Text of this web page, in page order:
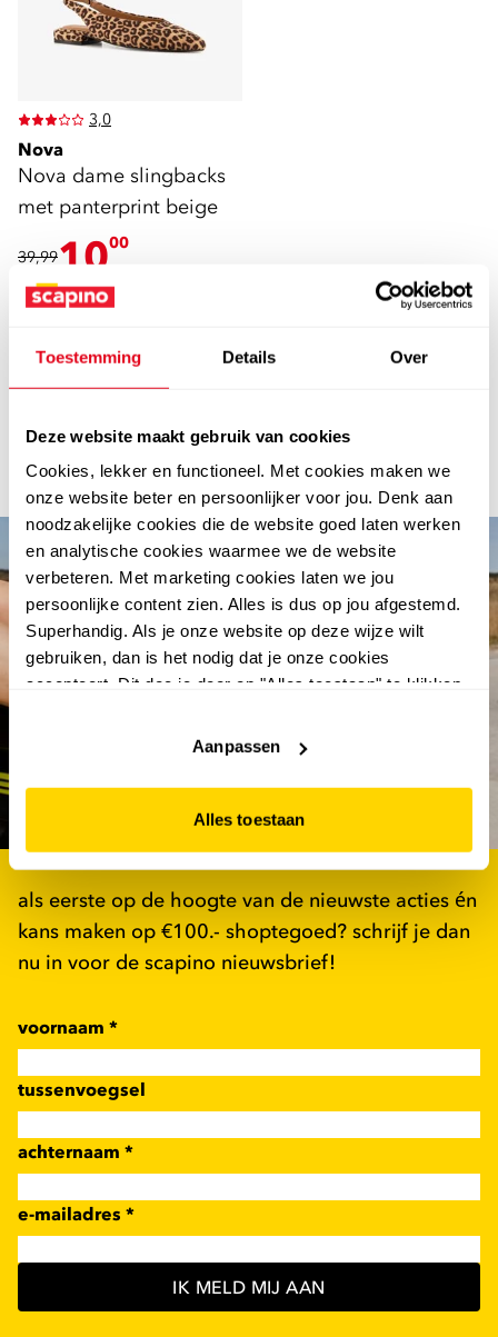
Toestemming Details Over
Deze website maakt gebruik van cookies
Cookies, lekker en functioneel. Met cookies maken we
onze website beter en persoonlijker voor jou. Denk aan
noodzakelijke cookies die de website goed laten werken
en analytische cookies waarmee we de website
verbeteren. Met marketing cookies laten we jou
persoonlijke content zien. Alles is dus op jou afgestemd.
Superhandig. Als je onze website op deze wijze wilt
gebruiken, dan is het nodig dat je onze cookies
accepteert. Dit doe je door op "Alles toestaan" te klikken.
website niet optimaal functioneert.
Aanpassen
Alles toestaan
3,0
Nova
Nova dame slingbacks
met panterprint beige
39,991000
FILTERENEN SORTEREN
abonneer en win €100.-
shoptegoed
als eerste op de hoogte van de nieuwste acties én
kans maken op €100.- shoptegoed? schrijf je dan
nu in voor de scapino nieuwsbrief!
voornaam *
tussenvoegsel
achternaam *
e-mailadres *
IK MELD MIJ AAN